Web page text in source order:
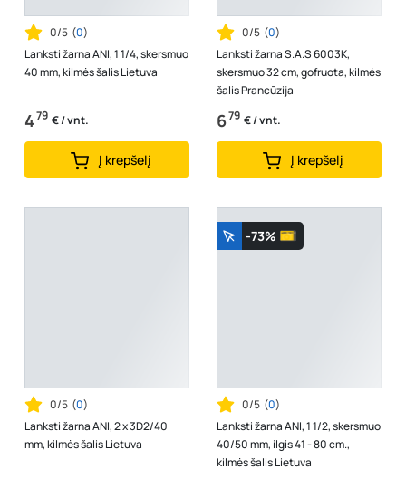
0/5 (0)
Lanksti žarna ANI, 1 1/4, skersmuo
40 mm, kilmės šalis Lietuva
479 € / vnt.
Į krepšelį
0/5 (0)
Lanksti žarna S.A.S 6003K,
skersmuo 32 cm, gofruota, kilmės
šalis Prancūzija
679 € / vnt.
Į krepšelį
0/5 (0)
Lanksti žarna ANI, 2 x 3D2/40
mm, kilmės šalis Lietuva
-73%
0/5 (0)
Lanksti žarna ANI, 1 1/2, skersmuo
40/50 mm, ilgis 41 - 80 cm.,
kilmės šalis Lietuva